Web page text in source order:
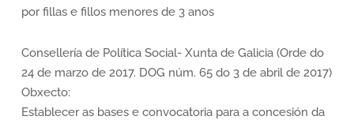
por fillas e fillos menores de 3 anos
Consellería de Política Social- Xunta de Galicia (Orde do
24 de marzo de 2017. DOG núm. 65 do 3 de abril de 2017)
Obxecto:
Establecer as bases e convocatoria para a concesión da